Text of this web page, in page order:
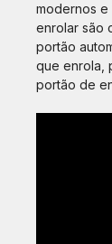
modernos e
enrolar são
portão
que enrola,
portão de